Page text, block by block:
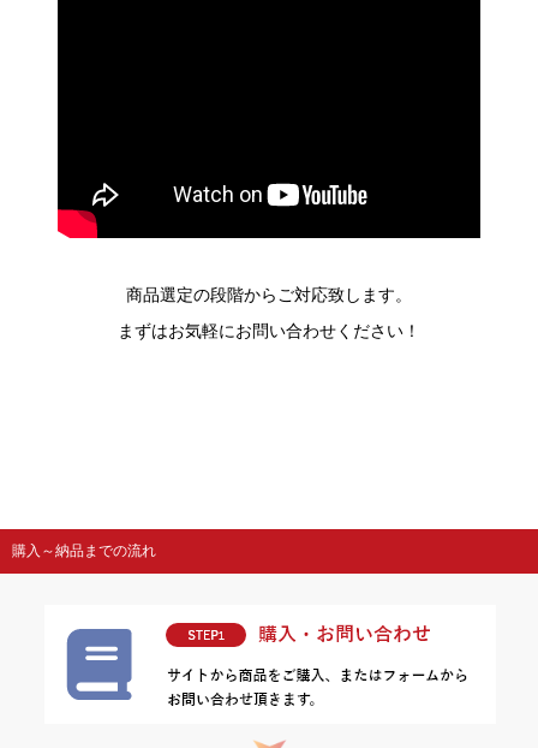
商品選定の段階からご対応致します。
まずはお気軽にお問い合わせください！
購入～納品までの流れ